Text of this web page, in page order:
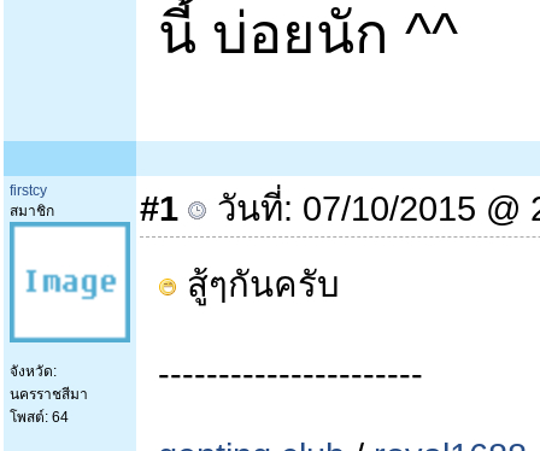
นี้ บ่อยนัก ^^
firstcy
สมาชิก
จังหวัด:
นครราชสีมา
โพสต์: 64
#1
วันที่: 07/10/2015 @
สู้ๆกันครับ
----------------------